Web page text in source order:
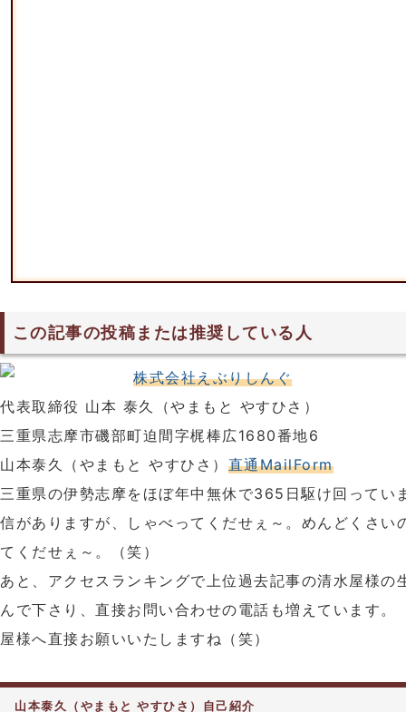
この記事の投稿または推奨している人
株式会社えぶりしんぐ
代表取締役 山本 泰久（やまもと やすひさ）
三重県志摩市磯部町迫間字梶棒広1680番地6
山本泰久（やまもと やすひさ） 直通MailForm
三重県の伊勢志摩をほぼ年中無休で365日駆け回ってい
信がありますが、しゃべってくだせぇ～。めんどくさい
てくだせぇ～。（笑）
あと、アクセスランキングで上位過去記事の清水屋様の
んで下さり、直接お問い合わせの電話も増えています。
屋様へ直接お願いいたしますね（笑）
山本泰久（やまもと やすひさ）自己紹介